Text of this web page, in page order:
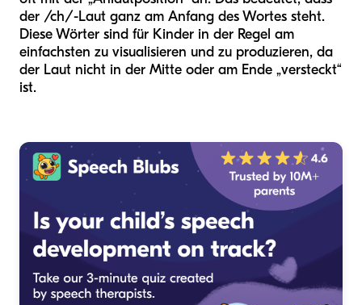
der /ch/-Laut ganz am Anfang des Wortes steht.
Diese Wörter sind für Kinder in der Regel am
einfachsten zu visualisieren und zu produzieren, da
der Laut nicht in der Mitte oder am Ende „versteckt“
ist.